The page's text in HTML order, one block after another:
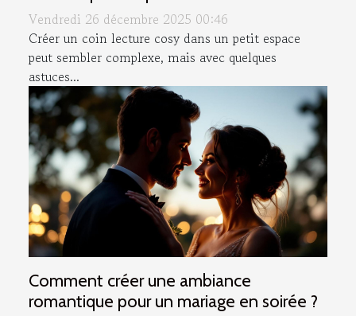
Vendredi 26 décembre 2025 00:46
Créer un coin lecture cosy dans un petit espace
peut sembler complexe, mais avec quelques
astuces...
Comment créer une ambiance
romantique pour un mariage en soirée ?